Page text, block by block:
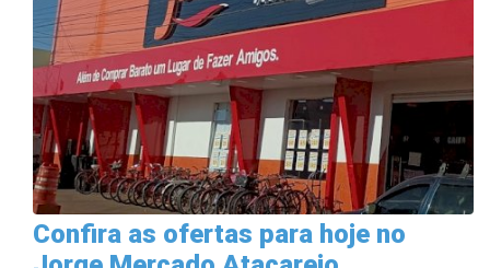
Confira as ofertas para hoje no